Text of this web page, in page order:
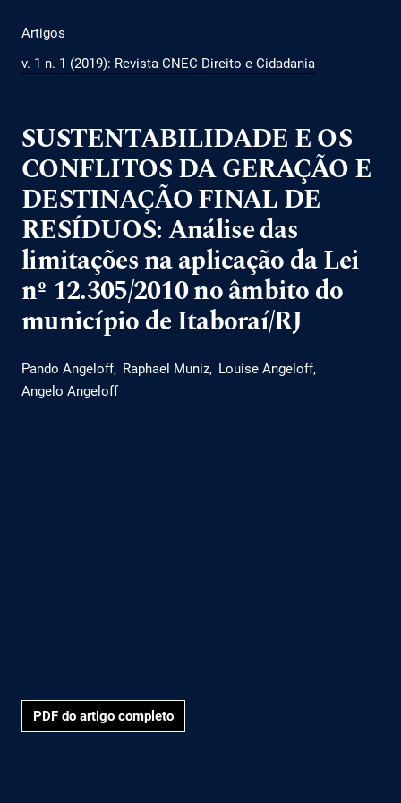
Artigos
v. 1 n. 1 (2019): Revista CNEC Direito e Cidadania
SUSTENTABILIDADE E OS
CONFLITOS DA GERAÇÃO E
DESTINAÇÃO FINAL DE
RESÍDUOS: Análise das
limitações na aplicação da Lei
nº 12.305/2010 no âmbito do
município de Itaboraí/RJ
Pando Angeloff Raphael Muniz
Louise Angeloff
Angelo Angeloff
PDF do artigo completo